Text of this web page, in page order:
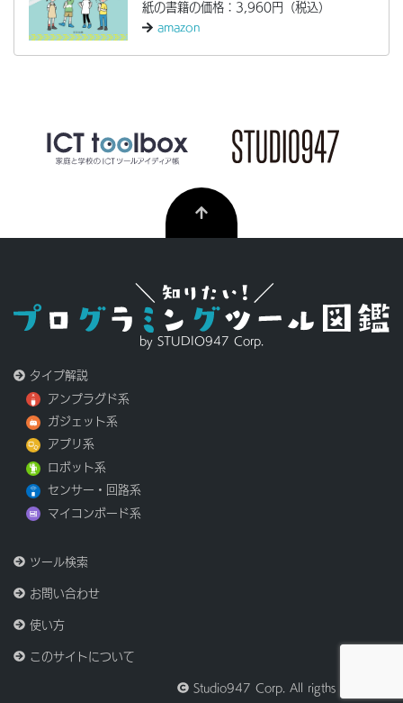
紙の書籍の価格：3,960円（税込）
amazon
by STUDIO947 Corp.
タイプ解説
アンプラグド系
ガジェット系
アプリ系
ロボット系
センサー・回路系
マイコンボード系
ツール検索
お問い合わせ
使い方
このサイトについて
Studio947 Corp. All rigths reserved.